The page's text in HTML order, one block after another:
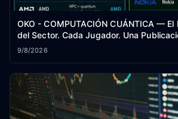
OKO - COMPUTACIÓN CUÁNTICA —
del Sector. Cada Jugador. Una
9/8/2026